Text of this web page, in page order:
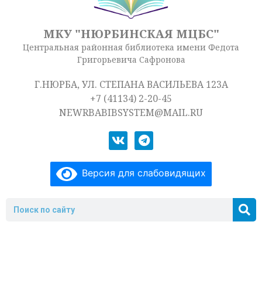
МКУ "НЮРБИНСКАЯ МЦБС"
Центральная районная библиотека имени Федота
Григорьевича Сафронова
Г.НЮРБА, УЛ. СТЕПАНА ВАСИЛЬЕВА 123А
+7 (41134) 2-20-45
NEWRBABIBSYSTEM@MAIL.RU
Версия для слабовидящих